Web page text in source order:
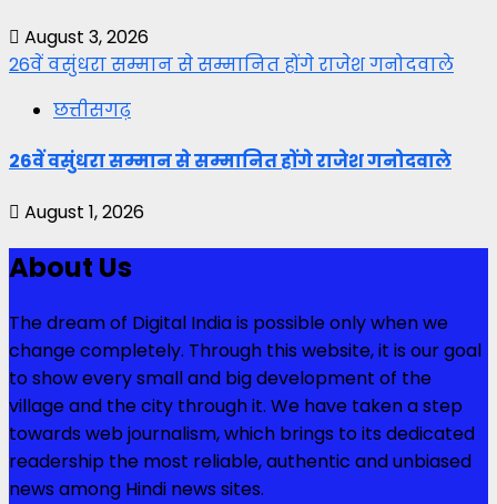
August 3, 2026
26वें वसुंधरा सम्मान से सम्मानित होंगे राजेश गनोदवाले
छत्तीसगढ़
26वें वसुंधरा सम्मान से सम्मानित होंगे राजेश गनोदवाले
August 1, 2026
About Us
The dream of Digital India is possible only when we
change completely. Through this website, it is our goal
to show every small and big development of the
village and the city through it. We have taken a step
towards web journalism, which brings to its dedicated
readership the most reliable, authentic and unbiased
news among Hindi news sites.